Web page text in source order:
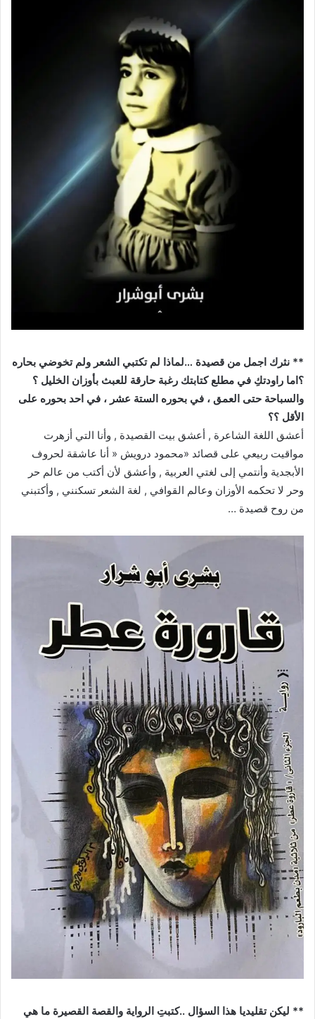
** نثرك اجمل من قصيدة …لماذا لم تكتبي الشعر ولم تخوضي بحاره
؟اما راودتكِ في مطلع كتابتك رغبة حارقة للعبث بأوزان الخليل ؟
والسباحة حتى العمق ، في بحوره الستة عشر ، في احد بحوره على
الأقل ؟؟
أعشق اللغة الشاعرة , أعشق بيت القصيدة , وأنا التي أزهرت
مواقيت ربيعي على قصائد «محمود درويش « أنا عاشقة لحروف
الأبجدية وأنتمي إلى لغتي العربية , وأعشق لأن أكتب من عالم حر
وحر لا تحكمه الأوزان وعالم القوافي , لغة الشعر تسكنني , وأكتبني
من روح قصيدة …
** ليكن تقليديا هذا السؤال ..كتبتِ الرواية والقصة القصيرة ما هي